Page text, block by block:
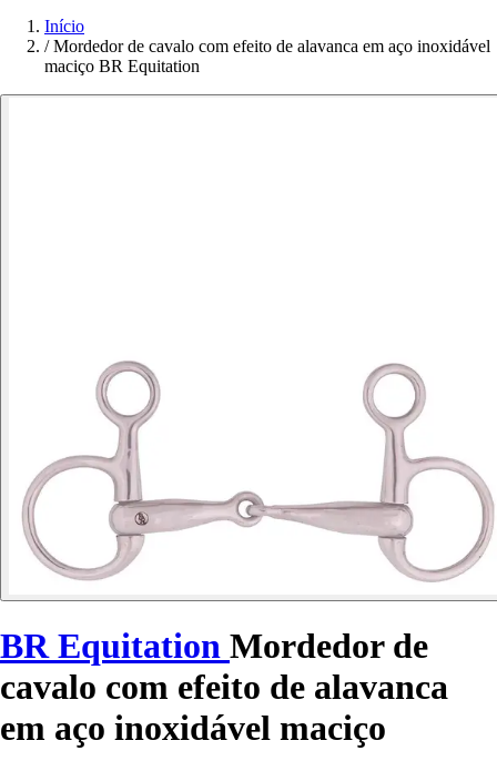
Início
/ Mordedor de cavalo com efeito de alavanca em aço inoxidável
maciço BR Equitation
BR Equitation Mordedor de
cavalo com efeito de alavanca
em aço inoxidável maciço